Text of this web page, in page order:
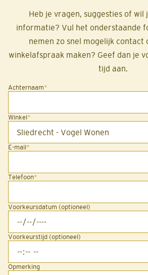
Heb je vragen, suggesties of wil
informatie? Vul het onderstaande
nemen zo snel mogelijk contact
winkelafspraak maken? Geef dan je
tijd aan.
Achternaam*
Winkel*
E-mail*
Telefoon*
Voorkeursdatum (optioneel)
Voorkeurstijd (optioneel)
Opmerking